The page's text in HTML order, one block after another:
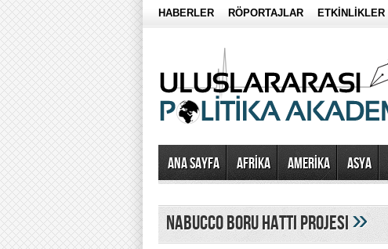
HABERLER RÖPORTAJLAR ETKİNLİKLER
Ana Sayfa AFRİKA AMERİKA ASYA
Nabucco Boru Hattı Projesi»